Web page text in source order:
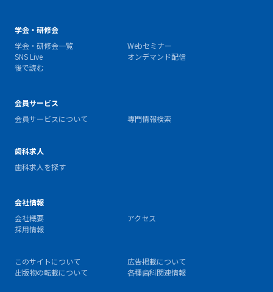
学会・研修会
学会・研修会一覧
Webセミナー
SNS Live
オンデマンド配信
後で読む
会員サービス
会員サービスについて
専門情報検索
歯科求人
歯科求人を探す
会社情報
会社概要
アクセス
採用情報
このサイトについて
広告掲載について
出版物の転載について
各種歯科関連情報